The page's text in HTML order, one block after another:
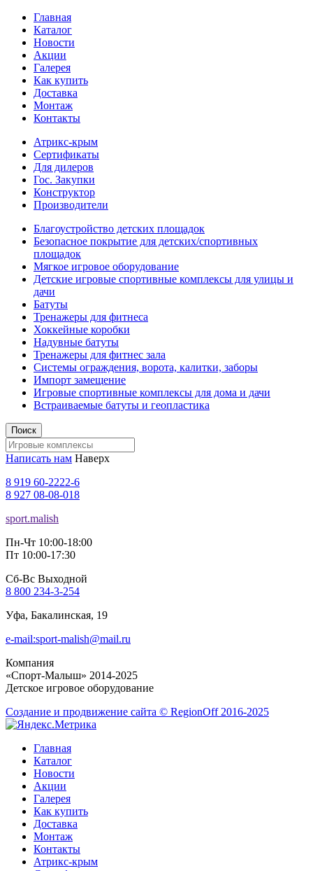
Главная
Каталог
Новости
Акции
Галерея
Как купить
Доставка
Монтаж
Контакты
Атрикс-крым
Сертификаты
Для дилеров
Гос. Закупки
Конструктор
Производители
Благоустройство детских площадок
Безопасное покрытие для детских/спортивных
площадок
Мягкое игровое оборудование
Детские игровые спортивные комплексы для улицы и
дачи
Батуты
Тренажеры для фитнеса
Хоккейные коробки
Надувные батуты
Тренажеры для фитнес зала
Системы ограждения, ворота, калитки, заборы
Импорт замещение
Игровые спортивные комплексы для дома и дачи
Встраиваемые батуты и геопластика
Поиск
Написать нам Наверх
8 919 60-2222-6
8 927 08-08-018
sport.malish
Пн-Чт 10:00-18:00
Пт 10:00-17:30
Сб-Вс Выходной
8 800 234-3-254
Уфа, Бакалинская, 19
e-mail:sport-malish@mail.ru
Компания
«Спорт-Малыш» 2014-2025
Детское игровое оборудование
Создание и продвижение сайта © RegionOff 2016-2025
Главная
Каталог
Новости
Акции
Галерея
Как купить
Доставка
Монтаж
Контакты
Атрикс-крым